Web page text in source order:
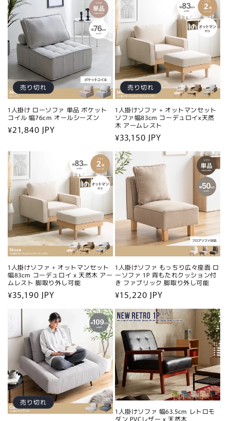
格
格
売り切れ
1人掛け ローソファ 単品 ポケット
コイル 幅76cm オールシーズン
通
価
格
¥21,840 JPY
売り切れ
1人掛けソファ + オットマンセット
ソファ幅83cm コーデュロイx天然
木 アームレスト
通
常
価
格
¥33,150 JPY
1人掛けソファ + オットマンセット
幅83cm コーデュロイ x 天然木 アー
ムレスト 脚取り外し可能
通
価
格
¥35,190 JPY
1人掛けソファ もっちり広々座面 ロ
ーソファ 1P 背もたれクッション付
き ファブリック 脚取り外し可能
通
常
価
格
¥15,220 JPY
売り切れ
1人掛けソファ 幅63.5cm レトロモ
ダン PVCレザー x 天然木